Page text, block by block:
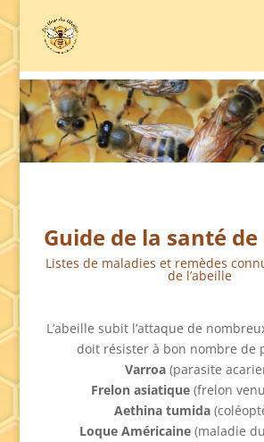
Guide de la santé de
Listes de maladies et remèdes
de l’abeille
L’abeille subit l’attaque de
doit résister à bon nombre de
Varroa (parasite
Frelon asiatique (frelon
Aethina tumida
Loque Américaine (maladie